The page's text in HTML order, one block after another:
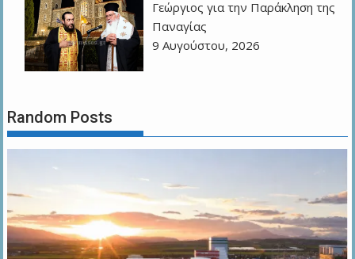
Γεώργιος για την Παράκληση της
Παναγίας
9 Αυγούστου, 2026
Random Posts